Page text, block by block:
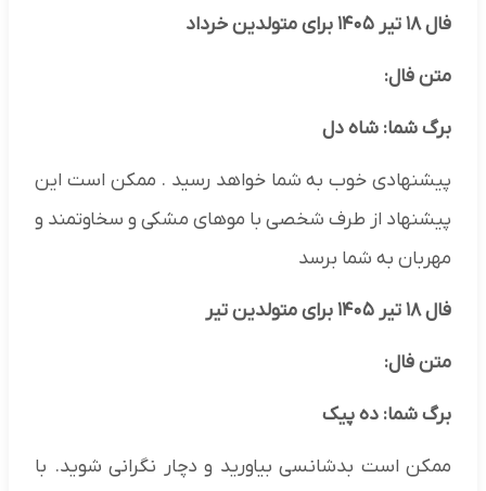
فال ۱۸ تیر ۱۴۰۵ برای متولدین خرداد
متن فال:
برگ شما: شاه دل
پیشنهادی خوب به شما خواهد رسید . ممکن است این
پیشنهاد از طرف شخصی با موهای مشکی و سخاوتمند و
مهربان به شما برسد
فال ۱۸ تیر ۱۴۰۵ برای متولدین تیر
متن فال:
برگ شما: ده پیک
ممکن است بدشانسی بیاورید و دچار نگرانی شوید. با